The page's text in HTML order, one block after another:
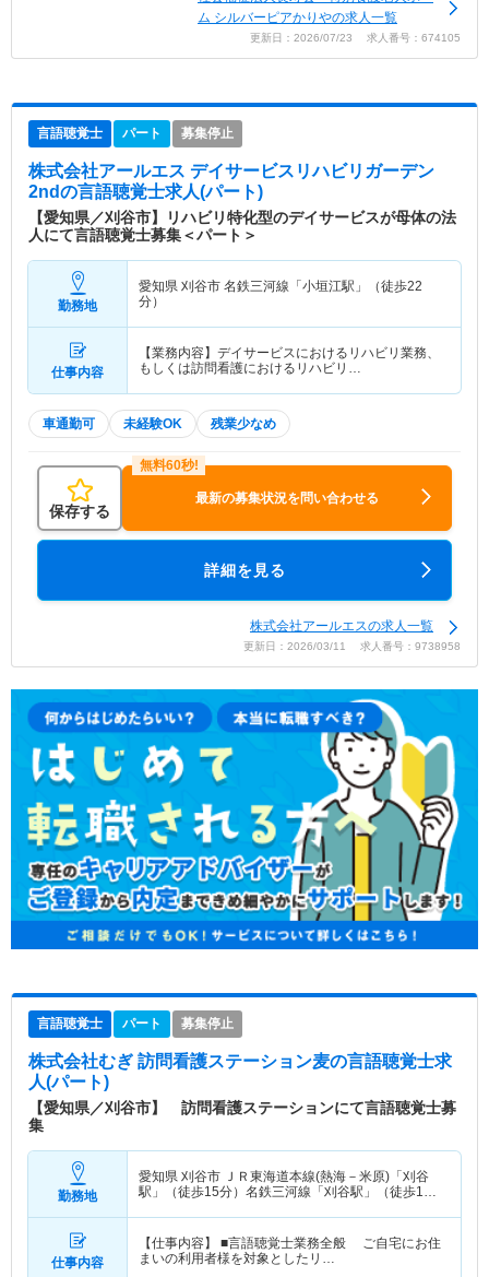
ム シルバーピアかりやの求人一覧
更新日：2026/07/23 求人番号：674105
言語聴覚士 パート 募集停止
株式会社アールエス デイサービスリハビリガーデン
2ndの言語聴覚士求人(パート)
【愛知県／刈谷市】リハビリ特化型のデイサービスが母体の法
人にて言語聴覚士募集＜パート＞
勤務地
愛知県 刈谷市 名鉄三河線「小垣江駅」（徒歩22
分）
仕事内容
【業務内容】デイサービスにおけるリハビリ業務、
もしくは訪問看護におけるリハビリ…
車通勤可 未経験OK 残業少なめ
保存する
最新の募集状況を問い合わせる
詳細を見る
株式会社アールエスの求人一覧
更新日：2026/03/11 求人番号：9738958
言語聴覚士 パート 募集停止
株式会社むぎ 訪問看護ステーション麦の言語聴覚士求
人(パート)
【愛知県／刈谷市】 訪問看護ステーションにて言語聴覚士募
集
勤務地
愛知県 刈谷市 ＪＲ東海道本線(熱海－米原)「刈谷
駅」（徒歩15分）名鉄三河線「刈谷駅」（徒歩15
仕事内容
【仕事内容】 ■言語聴覚士業務全般 ご自宅にお住
まいの利用者様を対象としたリ…